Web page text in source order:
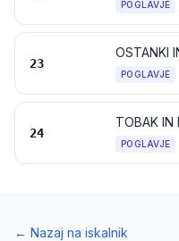
POGLAVJE
23
POGLAVJE
24
POGLAVJE
← Nazaj na iskalnik